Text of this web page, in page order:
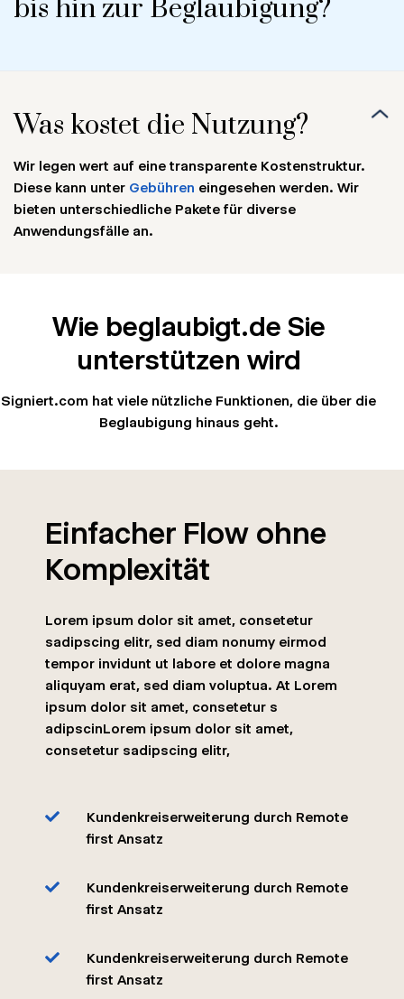
bis hin zur Beglaubigung?
Was kostet die Nutzung?
Wir legen wert auf eine transparente Kostenstruktur.
Diese kann unter Gebühren eingesehen werden. Wir
bieten unterschiedliche Pakete für diverse
Anwendungsfälle an.
Wie beglaubigt.de Sie
unterstützen wird
Signiert.com hat viele nützliche Funktionen, die über die
Beglaubigung hinaus geht.
Einfacher Flow ohne
Komplexität
Lorem ipsum dolor sit amet, consetetur
sadipscing elitr, sed diam nonumy eirmod
tempor invidunt ut labore et dolore magna
aliquyam erat, sed diam voluptua. At Lorem
ipsum dolor sit amet, consetetur s
adipscinLorem ipsum dolor sit amet,
consetetur sadipscing elitr,
Kundenkreiserweiterung durch Remote
first Ansatz
Kundenkreiserweiterung durch Remote
first Ansatz
Kundenkreiserweiterung durch Remote
first Ansatz